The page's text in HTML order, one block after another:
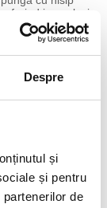
Despre
și
și pentru
de
oferind in acelasi
special,
cu mainile
si puteti